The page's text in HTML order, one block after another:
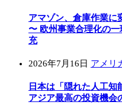
アマゾン、倉庫作業に
〜 欧州事業合理化の
充
2026年7月16日 アメリ
日本は「隠れた人工知
アジア最高の投資機会